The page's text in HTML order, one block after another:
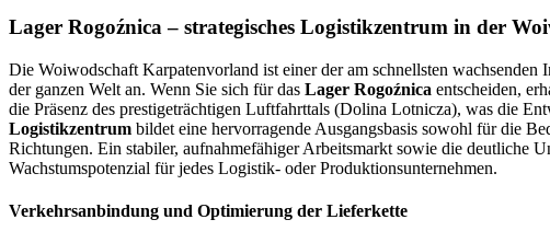
Lager Rogoźnica – strategisches Logistikzentrum in der
Die Woiwodschaft Karpatenvorland ist einer der am schnellsten wachsenden
der ganzen Welt an. Wenn Sie sich für das Lager Rogoźnica entscheiden,
die Präsenz des prestigeträchtigen Luftfahrttals (Dolina Lotnicza), was die
Logistikzentrum bildet eine hervorragende Ausgangsbasis sowohl für die
Richtungen. Ein stabiler, aufnahmefähiger Arbeitsmarkt sowie die deutliche
Wachstumspotenzial für jedes Logistik- oder Produktionsunternehmen.
Verkehrsanbindung und Optimierung der Lieferkette